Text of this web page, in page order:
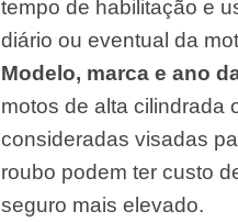
tempo de habilitação e
diário ou eventual da
Modelo, marca e ano
motos de alta cilindrada
consideradas visadas
roubo podem ter custo
seguro mais elevado.